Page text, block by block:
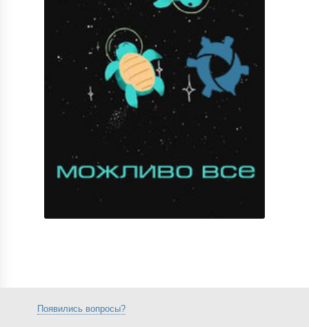
Появились вопросы?